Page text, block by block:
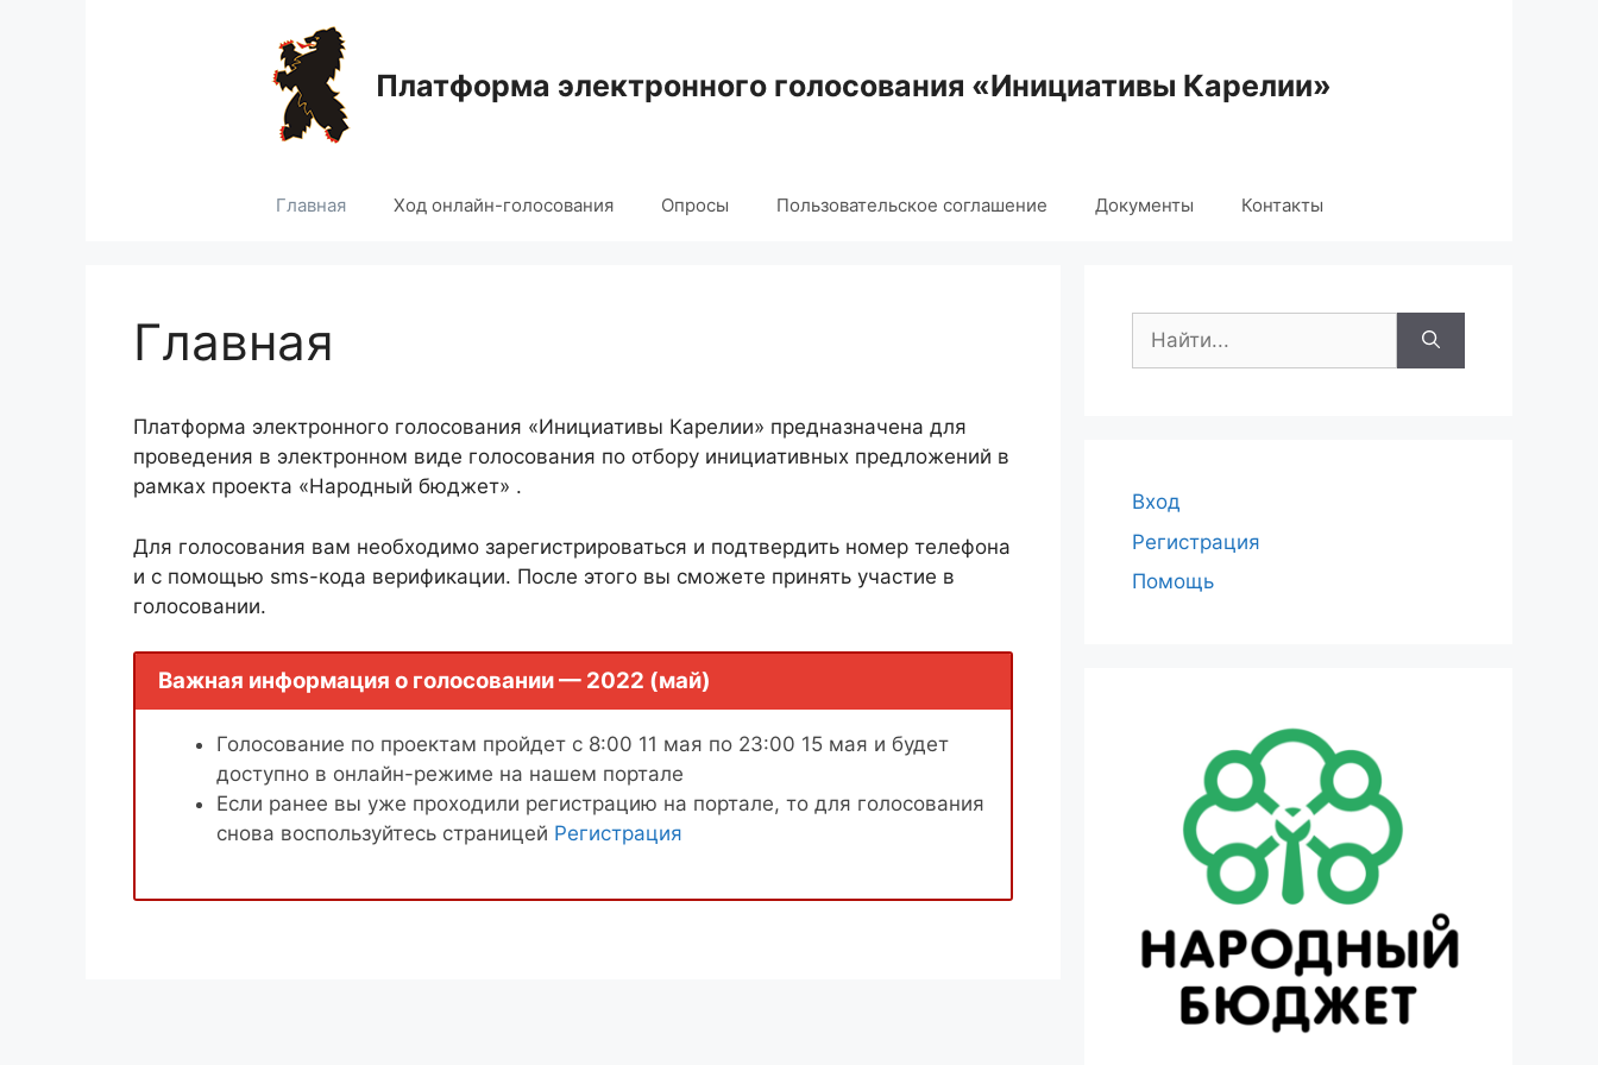
Платформа электронного голосования «Инициативы Карелии»
Главная Ход онлайн-голосования Опросы Пользовательское соглашение Документы Контакты
Главная
Платформа электронного голосования «Инициативы Карелии» предназначена для
проведения в электронном виде голосования по отбору инициативных предложений в
рамках проекта «Народный бюджет» .
Для голосования вам необходимо зарегистрироваться и подтвердить номер телефона
и с помощью sms-кода верификации. После этого вы сможете принять участие в
голосовании.
Важная информация о голосовании — 2022 (май)
Голосование по проектам пройдет с 8:00 11 мая по 23:00 15 мая и будет
доступно в онлайн-режиме на нашем портале
Если ранее вы уже проходили регистрацию на портале, то для голосования
снова воспользуйтесь страницей Регистрация
Поиск:
Вход
Регистрация
Помощь